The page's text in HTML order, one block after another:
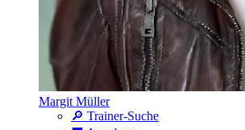
Margit Müller
🔎 Trainer-Suche